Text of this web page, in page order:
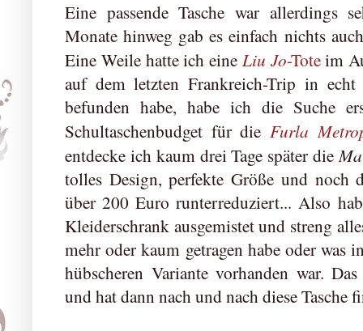
Eine passende Tasche war allerdings
Monate hinweg gab es einfach nichts
Eine Weile hatte ich eine Liu Jo-Toteim
auf dem letzten Frankreich-Trip in
befunden habe, habe ich die Suche
Schultaschenbudget für dieFurla
entdecke ich kaum drei Tage später die
tolles Design, perfekte Größe und noch
über 200 Euro runterreduziert... Also
Kleiderschrank ausgemistet und streng
mehr oder kaum getragen habe oder was
hübscheren Variante vorhanden war.
und hat dann nach und nach diese Tasche